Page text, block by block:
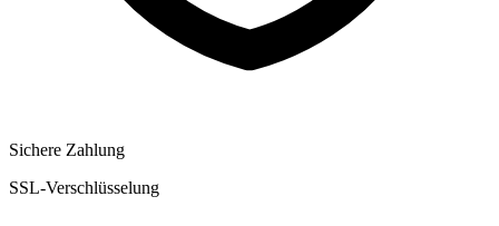
Sichere Zahlung
SSL-Verschlüsselung